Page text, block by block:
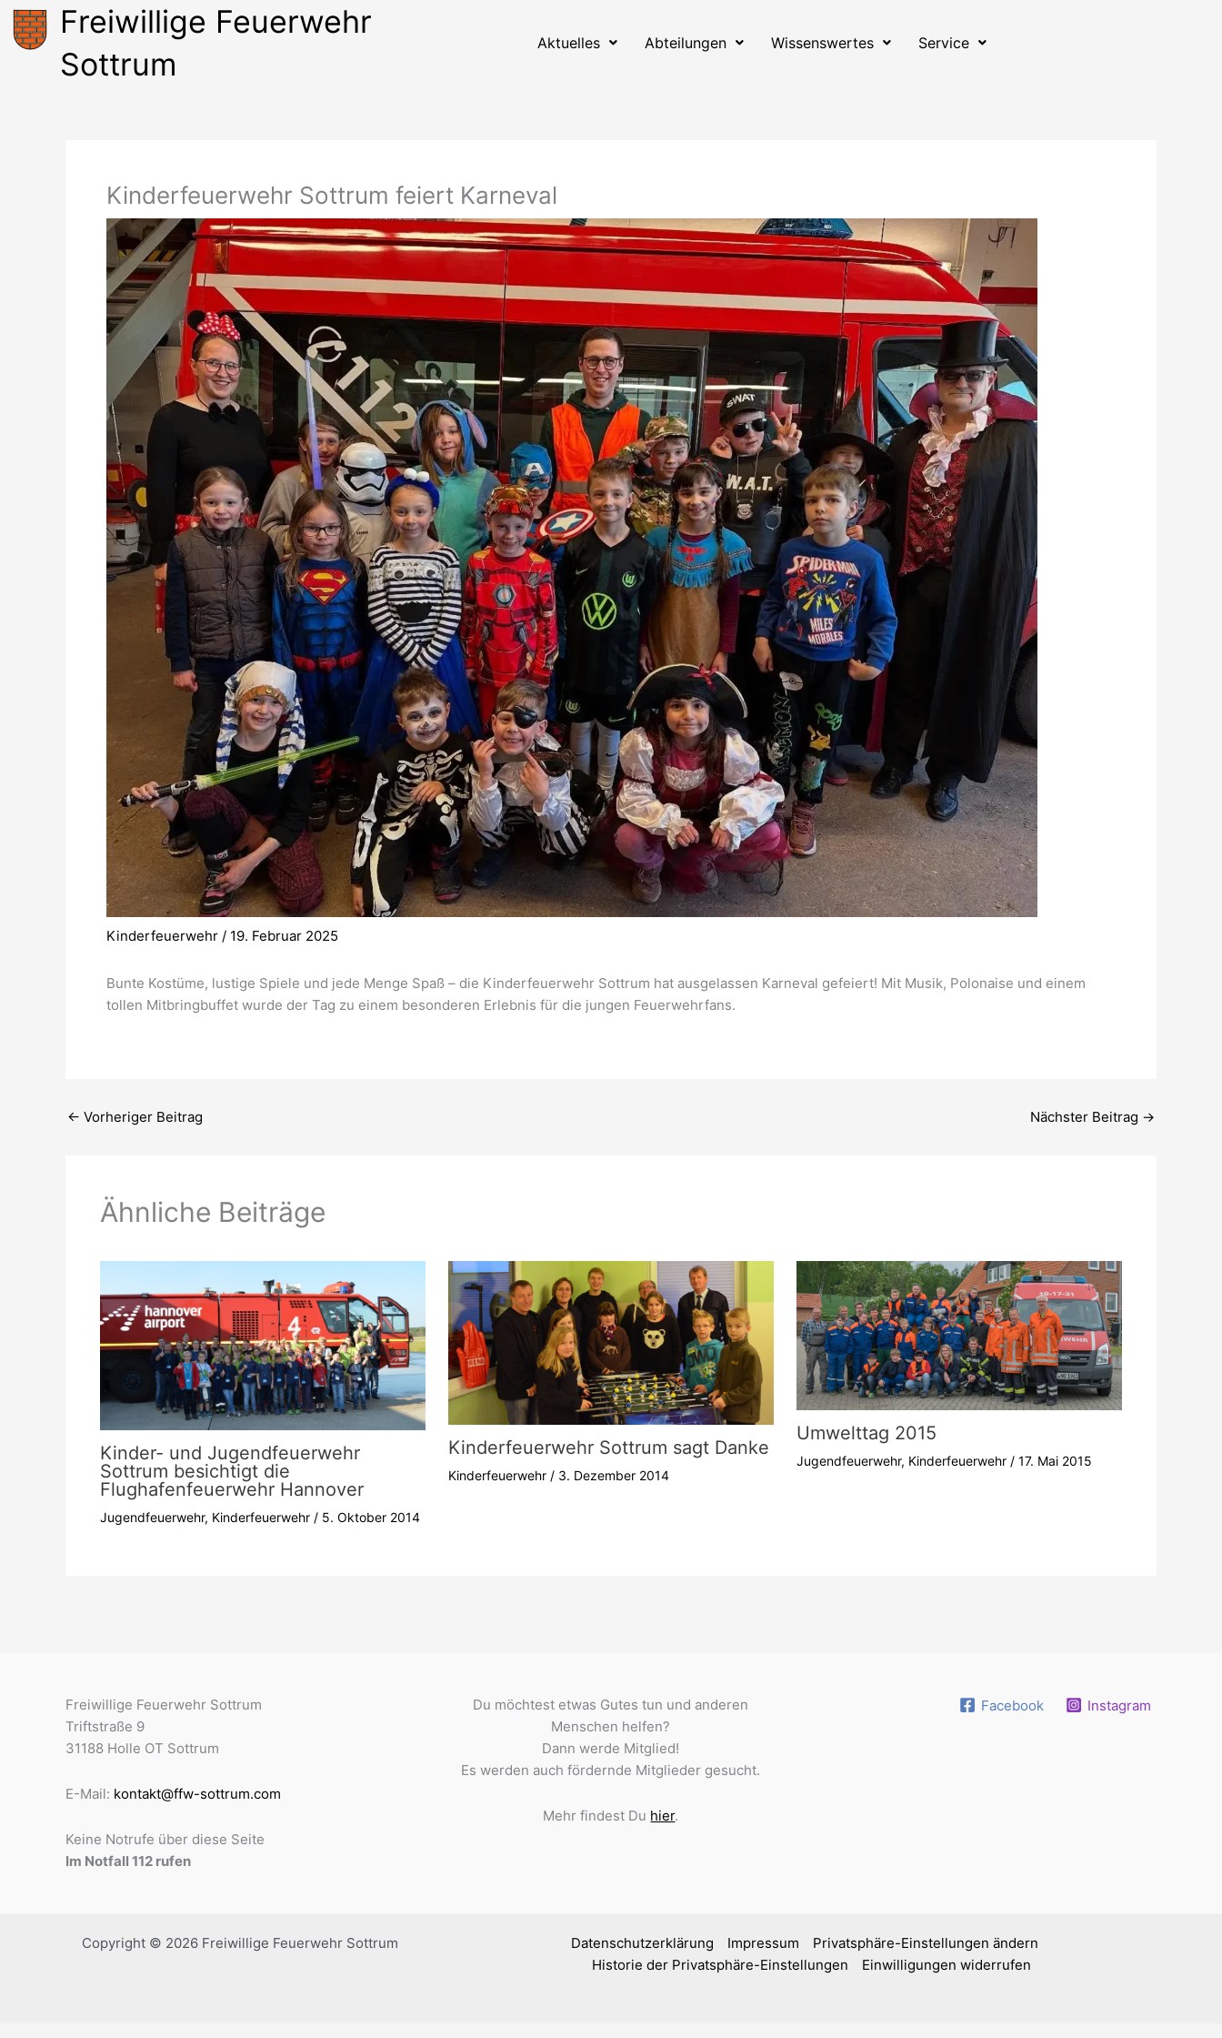
Zum
Inhalt
springen
Freiwillige Feuerwehr
Sottrum
Aktuelles Abteilungen Wissenswertes Service
Kinderfeuerwehr Sottrum feiert Karneval
Kinderfeuerwehr / 19. Februar 2025
Bunte Kostüme, lustige Spiele und jede Menge Spaß – die Kinderfeuerwehr Sottrum hat ausgelassen Karneval gefeiert! Mit Musik, Polonaise und einem
tollen Mitbringbuffet wurde der Tag zu einem besonderen Erlebnis für die jungen Feuerwehrfans.
← Vorheriger Beitrag Nächster Beitrag →
Ähnliche Beiträge
Kinder- und Jugendfeuerwehr
Sottrum besichtigt die
Flughafenfeuerwehr Hannover
Jugendfeuerwehr, Kinderfeuerwehr/ 5. Oktober 2014
Kinderfeuerwehr Sottrum sagt Danke
Kinderfeuerwehr/ 3. Dezember 2014
Umwelttag 2015
Jugendfeuerwehr, Kinderfeuerwehr /17. Mai 2015
Freiwillige Feuerwehr Sottrum
Triftstraße 9
31188 Holle OT Sottrum
E-Mail: kontakt@ffw-sottrum.com
Keine Notrufe über diese Seite
Im Notfall 112 rufen
Du möchtest etwas Gutes tun und anderen
Menschen helfen?
Dann werde Mitglied!
Es werden auch fördernde Mitglieder gesucht.
Mehr findest Du hier.
Facebook Instagram
Copyright © 2026 Freiwillige Feuerwehr Sottrum Datenschutzerklärung Impressum
Privatsphäre-Einstellungen ändern
Historie der Privatsphäre-Einstellungen
Einwilligungen widerrufen